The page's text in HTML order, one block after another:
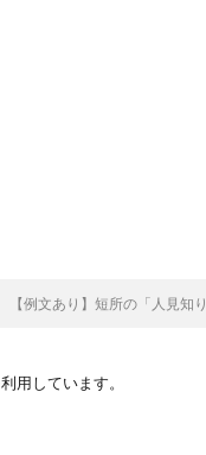
【例文あり】短所の「人見
用しています。